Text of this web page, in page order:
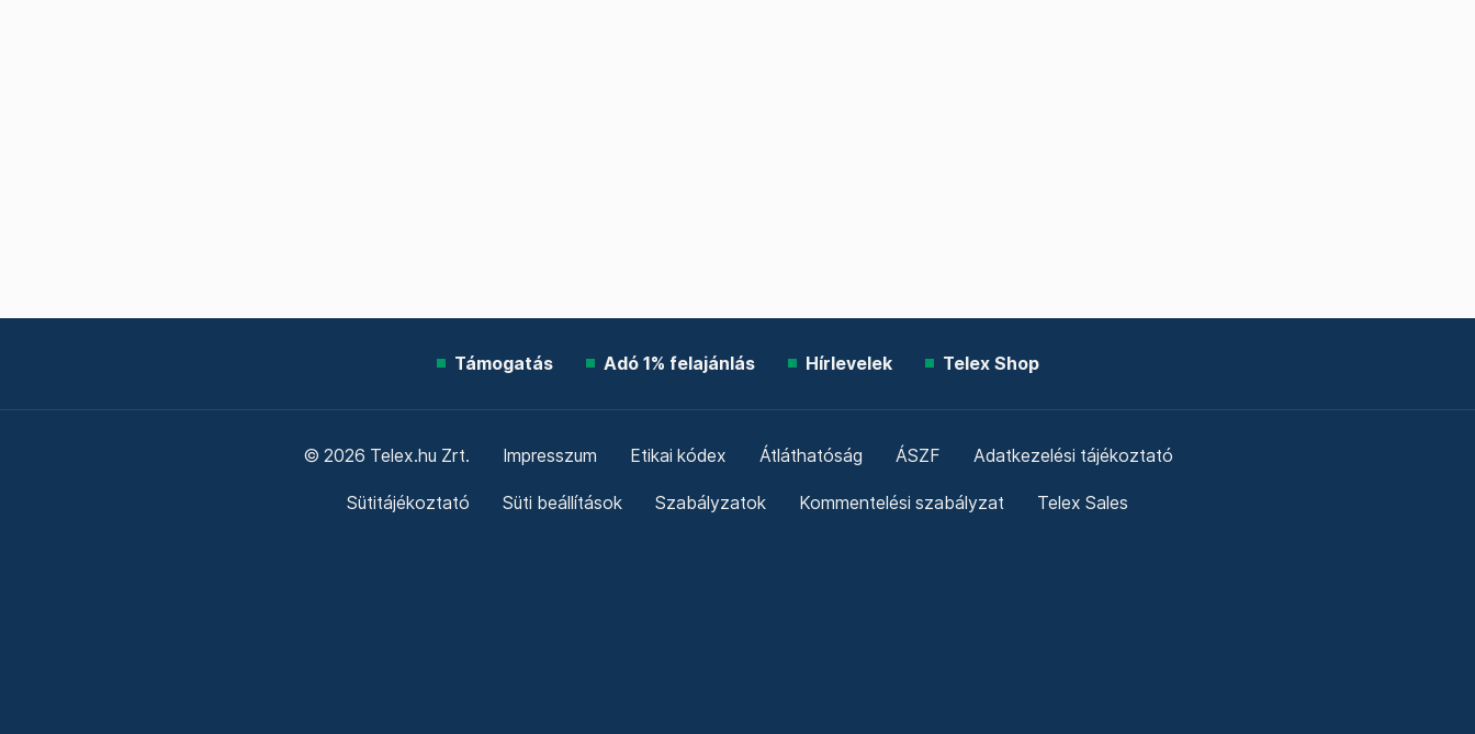
Támogatás Adó 1% felajánlás Hírlevelek Telex Shop
© 2026 Telex.hu Zrt. Impresszum Etikai kódex Átláthatóság ÁSZF Adatkezelési tájékoztató
Sütitájékoztató Süti beállítások Szabályzatok Kommentelési szabályzat Telex Sales